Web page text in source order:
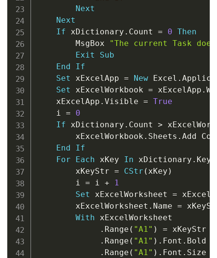
Next
Next
If xDictionary . Count = 0 Then
        MsgBox
"The current Task
Exit
Sub
End
If
Set xExcelApp = New Excel .
Set xExcelWorkbook = xExcelApp .
    xExcelApp
. Visible = True
    i
=
0
If xDictionary . Count >
        xExcelWorkbook
. Sheets . Add
End
If
For
Each xKey In xDictionary . Keys
        xKeyStr
= CStr ( xKey )
        i
= i +
1
Set xExcelWorksheet =
        xExcelWorksheet
. Name =
With xExcelWorksheet
. Range ( "A1" ) = xKeyStr
. Range ( "A1" ) . Font . Bold
. Range ( "A1" ) . Font . Size